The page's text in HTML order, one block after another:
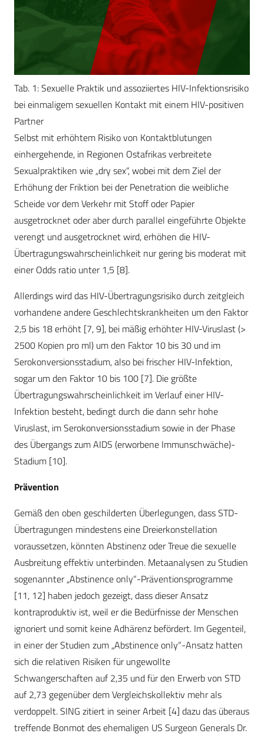
Tab. 1: Sexuelle Praktik und assoziiertes HIV-Infektionsrisiko
bei einmaligem sexuellen Kontakt mit einem HIV-positiven
Partner
Selbst mit erhöhtem Risiko von Kontaktblutungen
einhergehende, in Regionen Ostafrikas verbreitete
Sexualpraktiken wie „dry sex“, wobei mit dem Ziel der
Erhöhung der Friktion bei der Penetration die weibliche
Scheide vor dem Verkehr mit Stoff oder Papier
ausgetrocknet oder aber durch parallel eingeführte Objekte
verengt und ausgetrocknet wird, erhöhen die HIV-
Übertragungswahrscheinlichkeit nur gering bis moderat mit
einer Odds ratio unter 1,5 [8].
Allerdings wird das HIV-Übertragungsrisiko durch zeitgleich
vorhandene andere Geschlechtskrankheiten um den Faktor
2,5 bis 18 erhöht [7, 9], bei mäßig erhöhter HIV-Viruslast (>
2500 Kopien pro ml) um den Faktor 10 bis 30 und im
Serokonversionsstadium, also bei frischer HIV-Infektion,
sogar um den Faktor 10 bis 100 [7]. Die größte
Übertragungswahrscheinlichkeit im Verlauf einer HIV-
Infektion besteht, bedingt durch die dann sehr hohe
Viruslast, im Serokonversionsstadium sowie in der Phase
des Übergangs zum AIDS (erworbene Immunschwäche)-
Stadium [10].
Prävention
Gemäß den oben geschilderten Überlegungen, dass STD-
Übertragungen mindestens eine Dreierkonstellation
voraussetzen, könnten Abstinenz oder Treue die sexuelle
Ausbreitung effektiv unterbinden. Metaanalysen zu Studien
sogenannter „Abstinence only“-Präventionsprogramme
[11, 12] haben jedoch gezeigt, dass dieser Ansatz
kontraproduktiv ist, weil er die Bedürfnisse der Menschen
ignoriert und somit keine Adhärenz befördert. Im Gegenteil,
in einer der Studien zum „Abstinence only“-Ansatz hatten
sich die relativen Risiken für ungewollte
Schwangerschaften auf 2,35 und für den Erwerb von STD
auf 2,73 gegenüber dem Vergleichskollektiv mehr als
verdoppelt. SING zitiert in seiner Arbeit [4] dazu das überaus
treffende Bonmot des ehemaligen US Surgeon Generals Dr.